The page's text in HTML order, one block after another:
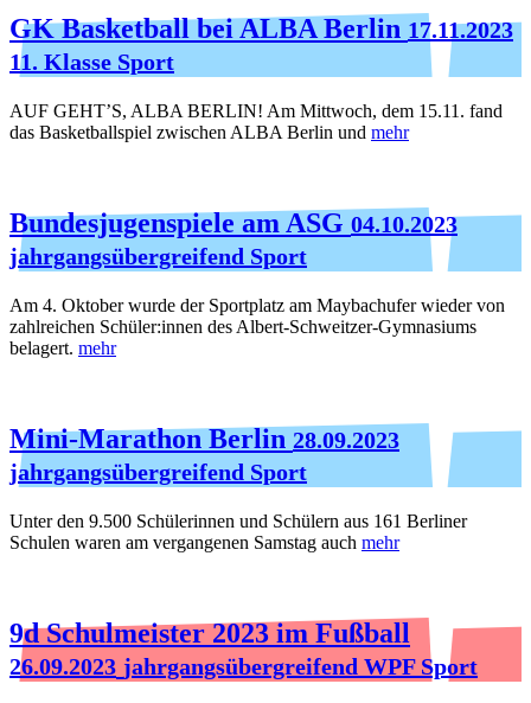
GK Basketball bei ALBA Berlin 17.11.2023
11. Klasse Sport
AUF GEHT’S, ALBA BERLIN! Am Mittwoch, dem 15.11. fand
das Basketballspiel zwischen ALBA Berlin und mehr
Bundesjugenspiele am ASG 04.10.2023
jahrgangsübergreifend Sport
Am 4. Oktober wurde der Sportplatz am Maybachufer wieder von
zahlreichen Schüler:innen des Albert-Schweitzer-Gymnasiums
belagert. mehr
Mini-Marathon Berlin 28.09.2023
jahrgangsübergreifend Sport
Unter den 9.500 Schülerinnen und Schülern aus 161 Berliner
Schulen waren am vergangenen Samstag auch mehr
9d Schulmeister 2023 im Fußball
26.09.2023 jahrgangsübergreifend WPF Sport